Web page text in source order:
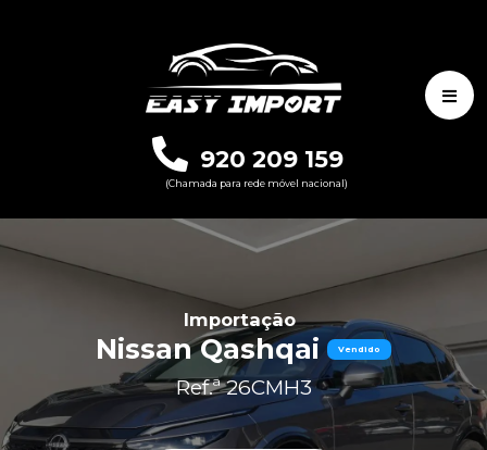
920 209 159
(Chamada para rede móvel nacional)
Importação
Nissan Qashqai Vendido
Ref.ª 26CMH3